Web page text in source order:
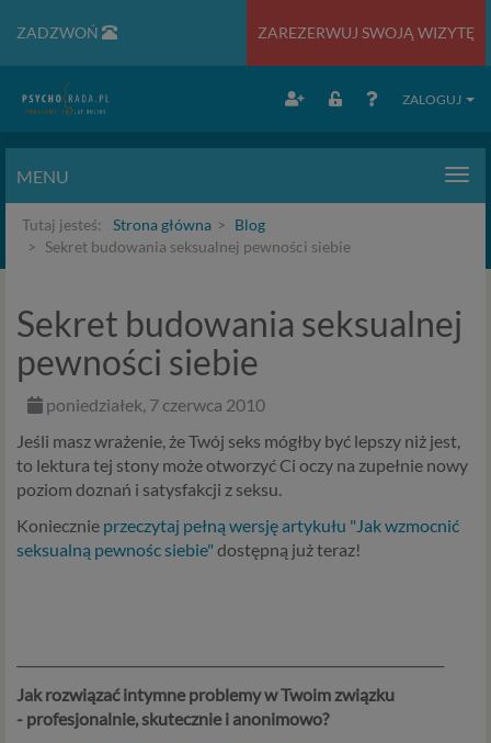
ZADZWOŃ ZAREZERWUJ SWOJĄ WIZYTĘ
ZALOGUJ
MENU
Tutaj jesteś: Strona główna
Blog
Sekret budowania seksualnej pewności siebie
Sekret budowania seksualnej
pewności siebie
poniedziałek, 7 czerwca 2010
Jeśli masz wrażenie, że Twój seks mógłby być lepszy niż jest,
to lektura tej stony może otworzyć Ci oczy na zupełnie nowy
poziom doznań i satysfakcji z seksu.
Koniecznie przeczytaj pełną wersję artykułu "Jak wzmocnić
seksualną pewnośc siebie" dostępną już teraz!
Jak rozwiązać intymne problemy w Twoim związku
- profesjonalnie, skutecznie i anonimowo?